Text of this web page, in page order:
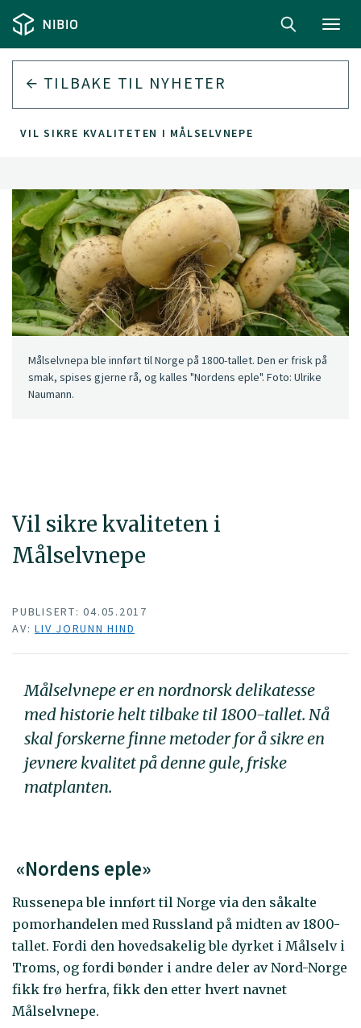
TILBAKE TIL NYHETER
VIL SIKRE KVALITETEN I MÅLSELVNEPE
Vil sikre kvaliteten i
Målselvnepe
Målselvnepa ble innført til Norge på 1800-tallet. Den er frisk på
smak, spises gjerne rå, og kalles "Nordens eple". Foto: Ulrike
Naumann.
PUBLISERT: 04.05.2017
AV: LIV JORUNN HIND
Målselvnepe er en nordnorsk delikatesse
med historie helt tilbake til 1800-tallet. Nå
skal forskerne finne metoder for å sikre en
jevnere kvalitet på denne gule, friske
matplanten.
«Nordens eple»
Russenepa ble innført til Norge via den såkalte
pomorhandelen med Russland på midten av 1800-
tallet. Fordi den hovedsakelig ble dyrket i Målselv i
Troms, og fordi bønder i andre deler av Nord-Norge
fikk frø herfra, fikk den etter hvert navnet
Målselvnepe.